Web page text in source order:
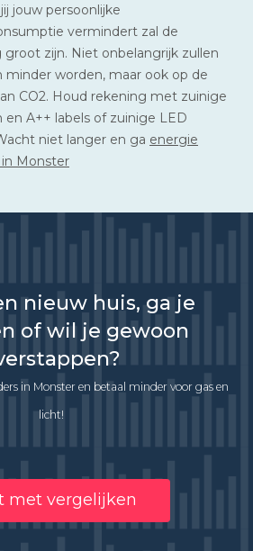
jouw persoonlijke
vermindert zal de
groot zijn. Niet onbelangrijk zullen
minder worden, maar ook op de
CO2. Houd rekening met zuinige
en A++ labels of zuinige LED
niet langer en ga energie
Monster
nieuw huis, ga je
of wil je gewoon
in Monster en betaal minder voor gas en
licht!
met vergelijken